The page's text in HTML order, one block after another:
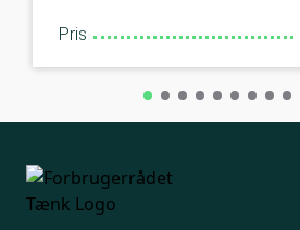
Pris